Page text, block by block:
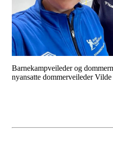
Barnekampveileder og
nyansatte dommerveileder